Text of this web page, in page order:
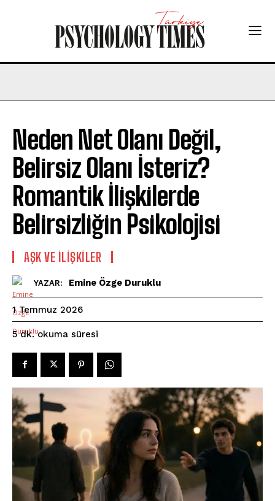
Neden Net Olanı Değil,
Belirsiz Olanı İsteriz?
Romantik İlişkilerde
Belirsizliğin Psikolojisi
AŞK VE İLIŞKILER
YAZAR: Emine Özge Duruklu
1 Temmuz 2026
5dk. okuma süresi